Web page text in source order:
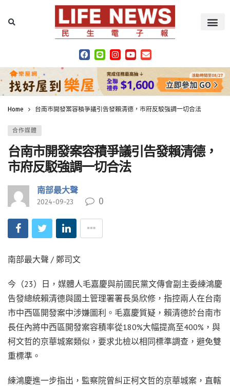
Home 台南市開發案容積爭議引告發賴清德，市府反駁強調一切合法
合作媒體
台南市開發案容積爭議引告發賴清德，
市府反駁強調一切合法
南部最大聲
2024-09-23 0
南部最大聲 / 鄭司文
今（23）日，媒體人毛嘉慶與前國民黨文傳會副主委練鴻慶
告發總統賴清德與國土管理署署長吳欣修，指控兩人在台南
市中西區開發案中涉嫌圖利。毛嘉慶質疑，賴清德於台南市
長任內將中西區開發案容積率從180%大幅提高至400%，與
柯文哲的京華城案類似，要求北檢以相同標準調查，避免雙
重標準。
練鴻慶進一步指出，監察院曾糾正柯文哲的京華城案，直轄